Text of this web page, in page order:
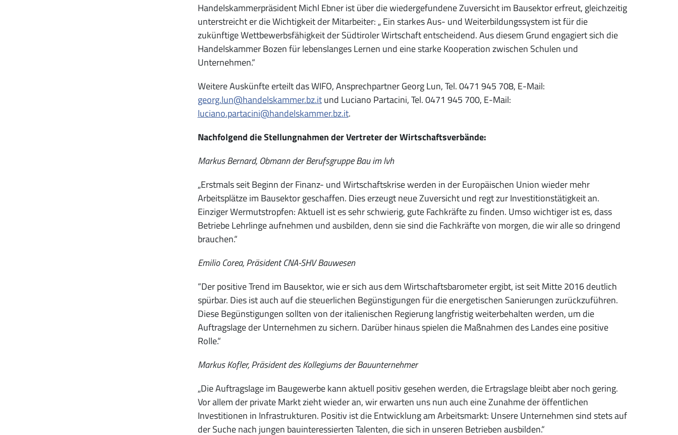
Handelskammerpräsident Michl Ebner ist über die wiedergefundene Zuversicht im Bausektor erfreut, gleichzeitig
unterstreicht er die Wichtigkeit der Mitarbeiter: „ Ein starkes Aus- und Weiterbildungssystem ist für die
zukünftige Wettbewerbsfähigkeit der Südtiroler Wirtschaft entscheidend. Aus diesem Grund engagiert sich die
Handelskammer Bozen für lebenslanges Lernen und eine starke Kooperation zwischen Schulen und
Unternehmen.“
Weitere Auskünfte erteilt das WIFO, Ansprechpartner Georg Lun, Tel. 0471 945 708, E-Mail:
georg.lun@handelskammer.bz.itund Luciano Partacini, Tel. 0471 945 700, E-Mail:
luciano.partacini@handelskammer.bz.it.
Nachfolgend die Stellungnahmen der Vertreter der Wirtschaftsverbände:
Markus Bernard, Obmann der Berufsgruppe Bau im lvh
„Erstmals seit Beginn der Finanz- und Wirtschaftskrise werden in der Europäischen Union wieder mehr
Arbeitsplätze im Bausektor geschaffen. Dies erzeugt neue Zuversicht und regt zur Investitionstätigkeit an.
Einziger Wermutstropfen: Aktuell ist es sehr schwierig, gute Fachkräfte zu finden. Umso wichtiger ist es, dass
Betriebe Lehrlinge aufnehmen und ausbilden, denn sie sind die Fachkräfte von morgen, die wir alle so dringend
brauchen.“
Emilio Corea, Präsident CNA-SHV Bauwesen
“Der positive Trend im Bausektor, wie er sich aus dem Wirtschaftsbarometer ergibt, ist seit Mitte 2016 deutlich
spürbar. Dies ist auch auf die steuerlichen Begünstigungen für die energetischen Sanierungen zurückzuführen.
Diese Begünstigungen sollten von der italienischen Regierung langfristig weiterbehalten werden, um die
Auftragslage der Unternehmen zu sichern. Darüber hinaus spielen die Maßnahmen des Landes eine positive
Rolle.“
Markus Kofler, Präsident des Kollegiums der Bauunternehmer
„Die Auftragslage im Baugewerbe kann aktuell positiv gesehen werden, die Ertragslage bleibt aber noch gering.
Vor allem der private Markt zieht wieder an, wir erwarten uns nun auch eine Zunahme der öffentlichen
Investitionen in Infrastrukturen. Positiv ist die Entwicklung am Arbeitsmarkt: Unsere Unternehmen sind stets auf
der Suche nach jungen bauinteressierten Talenten, die sich in unseren Betrieben ausbilden.“